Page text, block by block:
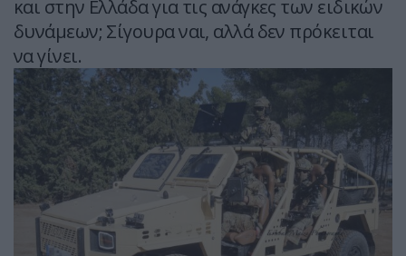
και στην Ελλάδα για τις ανάγκες των ειδικών
δυνάμεων; Σίγουρα ναι, αλλά δεν πρόκειται
να γίνει.